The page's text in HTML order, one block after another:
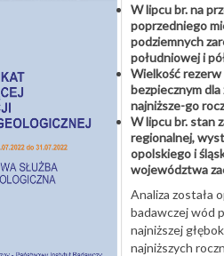
W lipcu br. na
poprzedniego
podziemnych
południowej i
Wielkość rezerw
bezpiecznym
najniższe-go
W lipcu br. stan
regionalnej,
opolskiego i
województwa
Analiza została
badawczej wód
najniższej
najniższych